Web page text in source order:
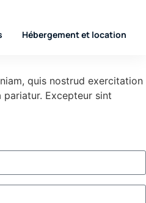
Hébergement et location
quis nostrud exercitation
Excepteur sint